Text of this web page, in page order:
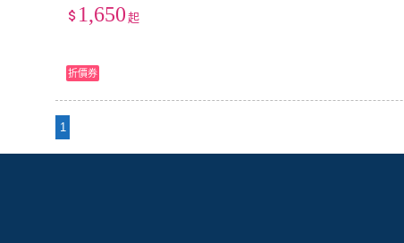
適柔軟GS 低幫 板鞋 白色/黑
色 男女同款
1,650 起
折價券
1